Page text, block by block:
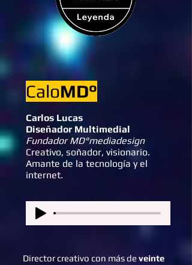
CaloMD°
Carlos Lucas
Diseñador Multimedial
Fundador MD°mediadesign
Creativo, soñador, visionario.
Amante de la tecnología y el
internet.
Director creativo con más deveinte